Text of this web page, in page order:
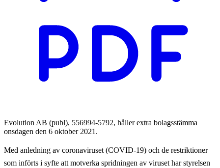
Evolution AB (publ), 556994-5792, håller extra bolagsstämma
onsdagen den 6 oktober 2021.
Med anledning av coronaviruset (COVID-19) och de restriktioner
som införts i syfte att motverka spridningen av viruset har styrelsen